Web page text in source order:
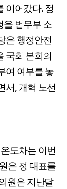
이어갔다. 정
을 법무부 소
은 행정안전
국회 본회의
여 여부를 놓
서, 개혁 노선
도차는 이번
은 정 대표를
원은 지난달